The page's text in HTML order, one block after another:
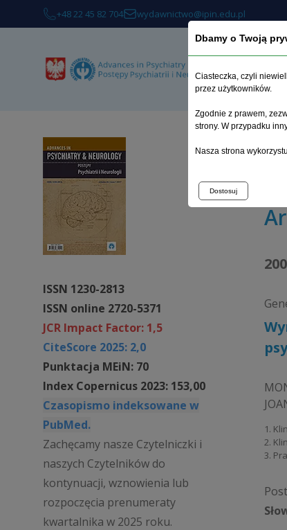
+48 22 45 82 704 wydawnictwo@ipin.edu.pl
ISSN 1230-2813
ISSN online 2720-5371
JCR Impact Factor: 1,5
CiteScore 2025: 2,0
Punktacja MEiN: 70
Index Copernicus 2023: 153,00
Czasopismo indeksowane w
PubMed.
Zachęcamy nasze Czytelniczki i
naszych Czytelników do
kontynuacji, wznowienia lub
rozpoczęcia prenumeraty
kwartalnika w 2025 roku.
1.
2.
3.
Dbamy o Twoją
Ciasteczka, czyli
przez użytkowników.
Zgodnie z prawem,
strony. W przypadku
Nasza strona
Dostosuj